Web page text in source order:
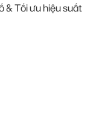
& Tối ưu hiệu suất